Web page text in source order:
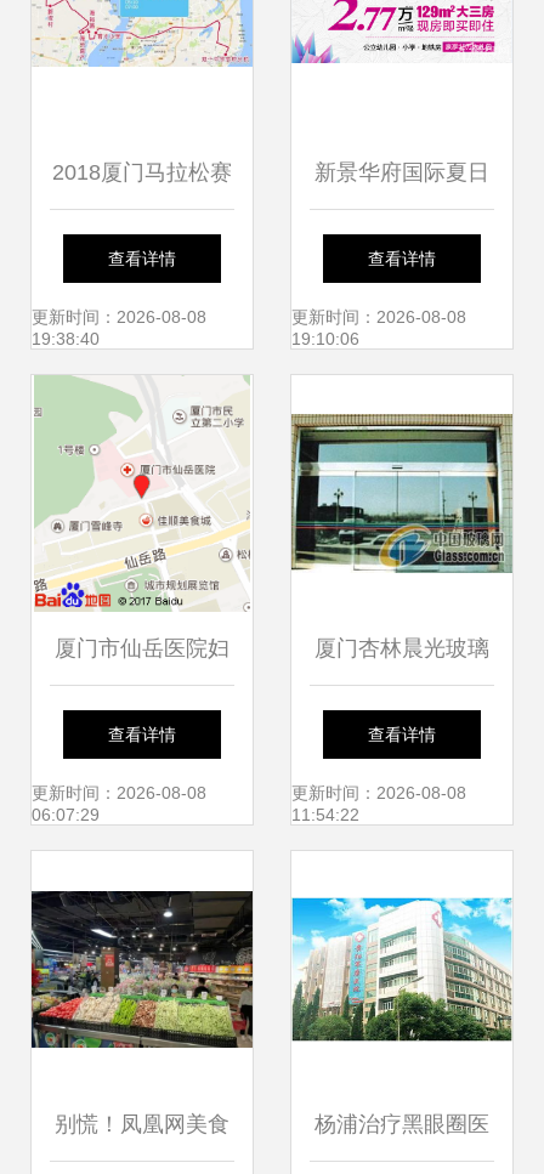
2018厦门马拉松赛
临时免费公交专线
乘坐指南
查看详情
更新时间：2026-08-08
19:38:40
新景华府国际夏日
清爽西瓜狂欢派对
精彩落幕
查看详情
更新时间：2026-08-08
19:10:06
厦门市仙岳医院妇
科与仙岳小学 两处
社区服务的缩影
查看详情
更新时间：2026-08-08
06:07:29
厦门杏林晨光玻璃
加工厂 专业定制防
爆玻璃、移门玻璃
厦门市仙岳小学
查看详情
更新时间：2026-08-08
11:54:22
别慌！凤凰网美食 杨浦治疗黑眼圈医